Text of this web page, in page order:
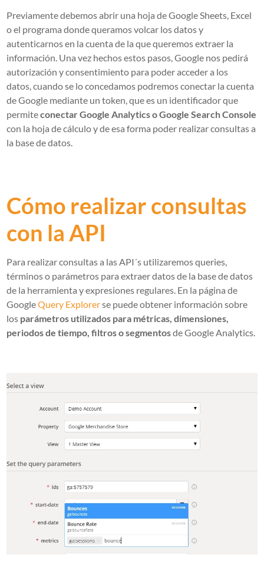
Previamente debemos abrir una hoja de Google Sheets, Excel
o el programa donde queramos volcar los datos y
autenticarnos en la cuenta de la que queremos extraer la
información. Una vez hechos estos pasos, Google nos pedirá
autorización y consentimiento para poder acceder a los
datos, cuando se lo concedamos podremos conectar la cuenta
de Google mediante un token, que es un identificador que
permiteconectar Google Analytics o Google Search Console
con la hoja de cálculo y de esa forma poder realizar consultas a
la base de datos.
Cómo realizar consultas
con la API
Para realizar consultas a las API´s utilizaremos queries,
términos o parámetros para extraer datos de la base de datos
de la herramienta y expresiones regulares. En la página de
GoogleQuery Explorerse puede obtener información sobre
los parámetros utilizados para métricas, dimensiones,
periodosde tiempo, filtros o segmentosde Google Analytics.